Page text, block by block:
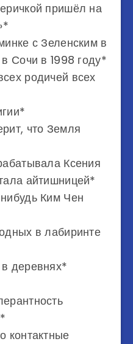
пришёл на
с Зеленским в
Сочи в 1998 году*
родичей всех
что Земля
Ксения
айтишницей*
Ким Чен
в лабиринте
деревнях*
контактные